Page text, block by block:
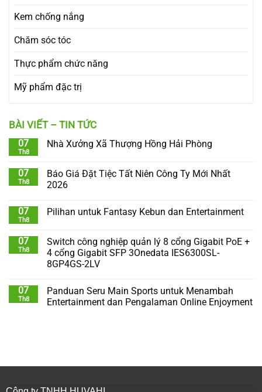
Kem chống nắng
Chăm sóc tóc
Thực phẩm chức năng
Mỹ phẩm đặc trị
BÀI VIẾT – TIN TỨC
07
Th8
Nhà Xưởng Xã Thượng Hồng Hải Phòng
07
Th8
Báo Giá Đặt Tiệc Tất Niên Công Ty Mới Nhất
2026
07
Th8
Pilihan untuk Fantasy Kebun dan Entertainment
07
Th8
Switch công nghiệp quản lý 8 cổng Gigabit PoE +
4 cổng Gigabit SFP 3Onedata IES6300SL-
8GP4GS-2LV
07
Th8
Panduan Seru Main Sports untuk Menambah
Entertainment dan Pengalaman Online Enjoyment